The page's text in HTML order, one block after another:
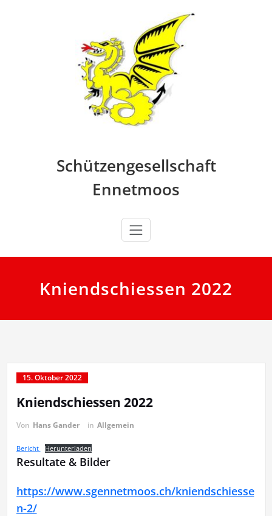
Schützengesellschaft
Ennetmoos
Kniendschiessen 2022
15. Oktober 2022
Kniendschiessen 2022
Von Hans Gander in Allgemein
Bericht Herunterladen
Resultate & Bilder
https://www.sgennetmoos.ch/kniendschiesse
n-2/